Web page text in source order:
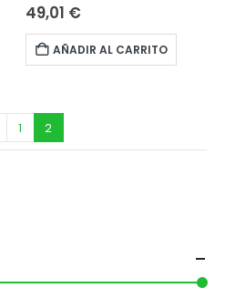
49,01 €
AÑADIR AL CARRITO
1 2